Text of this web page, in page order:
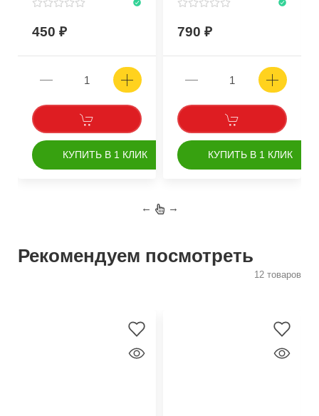
450
КУПИТЬ В 1 КЛИК
790
КУПИТЬ В 1 КЛИК
← →
Рекомендуем посмотреть
12 товаров